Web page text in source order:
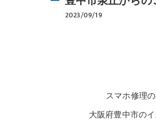
2023/09/19
スマホ修理
大阪府豊中市の